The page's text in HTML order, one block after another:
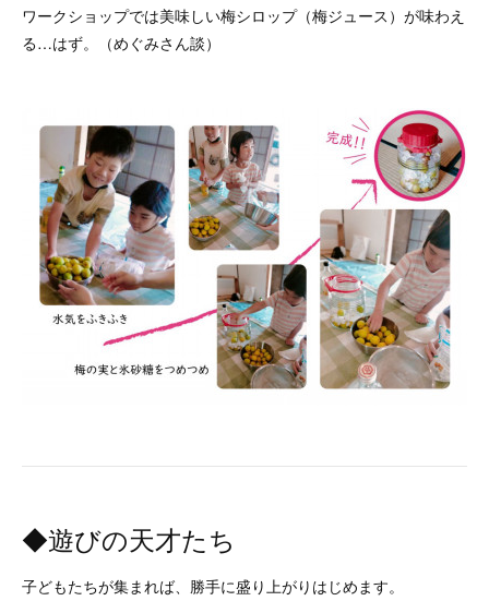
ワークショップでは美味しい梅シロップ（梅ジュース）が味わえ
る…はず。（めぐみさん談）
◆遊びの天才たち
子どもたちが集まれば、勝手に盛り上がりはじめます。